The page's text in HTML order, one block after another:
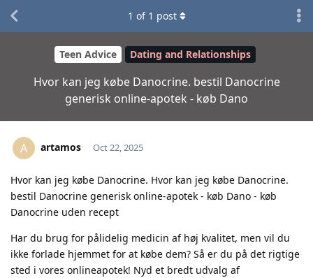
Teen Advice Dating and Relationships
Hvor kan jeg købe Danocrine. bestil Danocrine
generisk online-apotek - køb Dano
1 of 1 post
A artamos Oct 22, 2025
Hvor kan jeg købe Danocrine. Hvor kan jeg købe Danocrine.
bestil Danocrine generisk online-apotek - køb Dano - køb
Danocrine uden recept
Har du brug for pålidelig medicin af høj kvalitet, men vil du
ikke forlade hjemmet for at købe dem? Så er du på det rigtige
sted i vores onlineapotek! Nyd et bredt udvalg af